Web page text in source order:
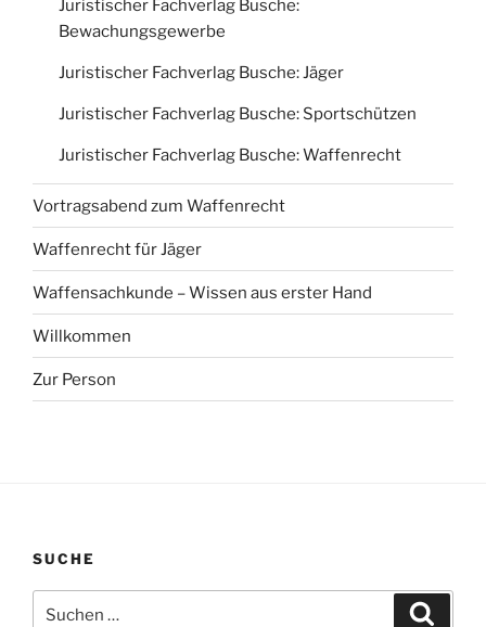
Juristischer Fachverlag Busche:
Bewachungsgewerbe
Juristischer Fachverlag Busche: Jäger
Juristischer Fachverlag Busche: Sportschützen
Juristischer Fachverlag Busche: Waffenrecht
Vortragsabend zum Waffenrecht
Waffenrecht für Jäger
Waffensachkunde – Wissen aus erster Hand
Willkommen
Zur Person
SUCHE